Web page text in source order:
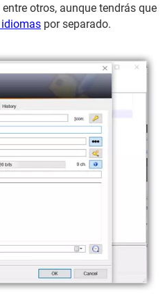
otros, aunque tendrás que
idiomas por separado.